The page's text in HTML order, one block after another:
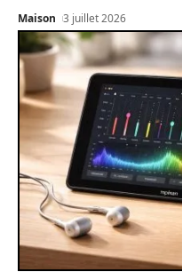
Maison 3 juillet 2026